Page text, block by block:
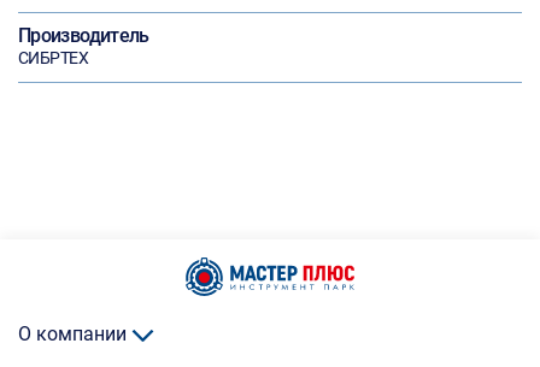
Производитель
СИБРТЕХ
О компании